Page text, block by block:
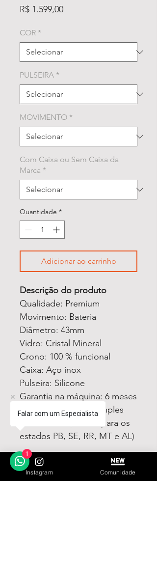
R$ 1.599,00Preço
COR *
PULSEIRA *
MOVIMENTO *
Com Caixa ou Sem Caixa da
Marca *
Quantidade *
Adicionar ao carrinho
Descrição do produto
Qualidade: Premium
Movimento: Bateria
Diâmetro: 43mm
Vidro: Cristal Mineral
Crono: 100 % funcional
Caixa: Aço inox
Pulseira: Silicone
Garantia na máquina: 6 meses
Acompanha Caixa Simples
Almofadada (exceto para os
estados PB, SE, RR, MT e AL)
Fotos e vídeos 100% reais
dos modelos a venda
Instagram Comunidade
Falar com um Especialista
1